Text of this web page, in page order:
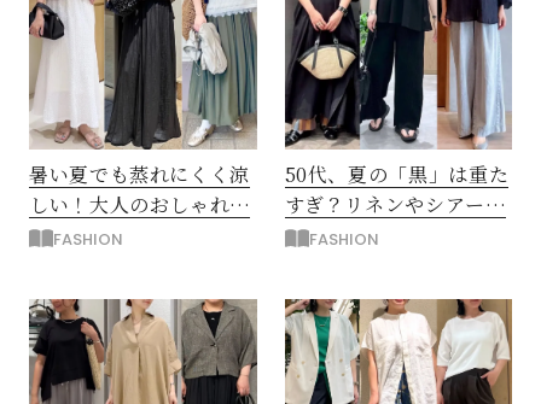
暑い夏でも蒸れにくく涼
しい！大人のおしゃれな
「ロングスカート」コー
FASHION
50代、夏の「黒」は重た
すぎ？リネンやシアー素
材なら軽やかでおしゃ
FASHION